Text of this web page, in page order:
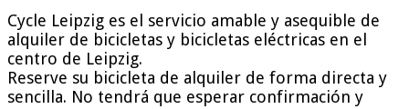
Cycle Leipzig es el servicio amable y asequible de
alquiler de bicicletas y bicicletas eléctricas en el
centro de Leipzig.
Reserve su bicicleta de alquiler de forma directa y
sencilla. No tendrá que esperar confirmación y